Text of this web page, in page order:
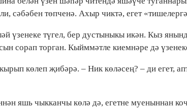
сәбәбен төпченә. Ахыр чиктә, егет
үзенеке түгел, бер дустыныкы икән. Кыз
сорап торган. Кыйммәтле киемнәре дә
көлеп җибәрә. – Ник көләсең? – ди егет,
яшь чыкканчы көлә дә, егетне муеныннан